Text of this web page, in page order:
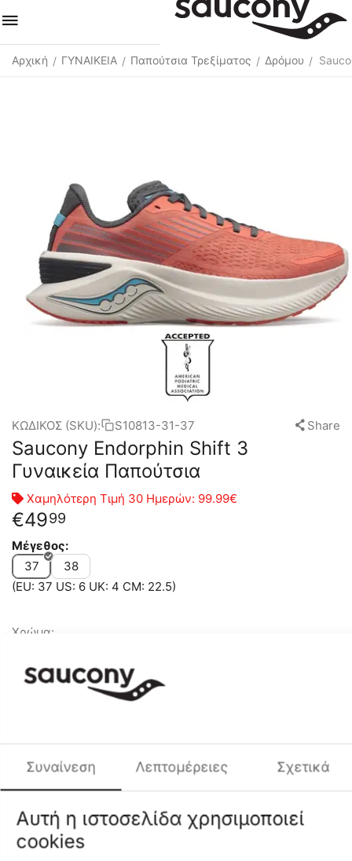
Αρχική / ΓΥΝΑΙΚΕΙΑ / Παπούτσια Τρεξίματος / Δρόμου /
ΚΩΔΙΚΟΣ (SKU): S10813-31-37 Share
Saucony Endorphin Shift 3
Γυναικεία Παπούτσια
Χαμηλότερη Τιμή 30 Ημερών: 99.99€
€4999
Μέγεθος:
37
38
(EU: 37 US: 6 UK: 4 CM: 22.5)
Χρώμα:
Προσθήκη στο Καλάθι
Περιγραφή
καλύτερο μπορείτε από την εκδοχή του νέου Endorphin
Shift 3. Με πιο παχύ αφρό PWRRUN διαθέτει μια βαθύτερη
βάση ενδιάμεσης σόλας για να βυθιστείτε μέσα στο
Συναίνεση Λεπτομέρειες Σχετικά
Αυτή η ιστοσελίδα χρησιμοποιεί
cookies